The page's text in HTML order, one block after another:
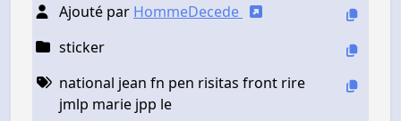
Ajouté par HommeDecede
sticker
national jean fn pen risitas front rire
jmlp marie jpp le